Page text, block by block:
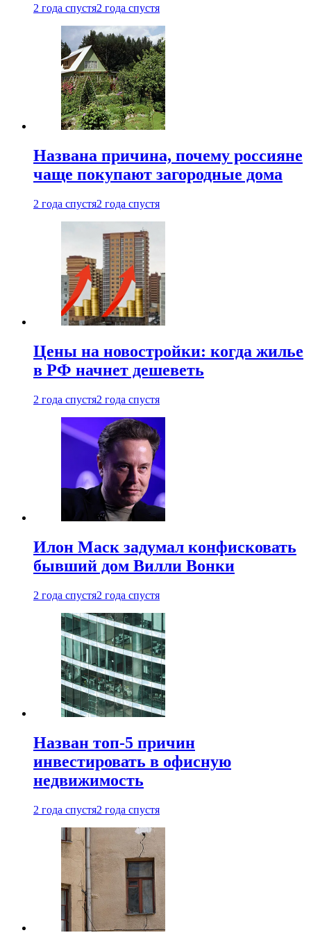
2 года спустя2 года спустя
Названа причина, почему россияне
чаще покупают загородные дома
2 года спустя2 года спустя
Цены на новостройки: когда жилье
в РФ начнет дешеветь
2 года спустя2 года спустя
Илон Маск задумал конфисковать
бывший дом Вилли Вонки
2 года спустя2 года спустя
Назван топ-5 причин
инвестировать в офисную
недвижимость
2 года спустя2 года спустя